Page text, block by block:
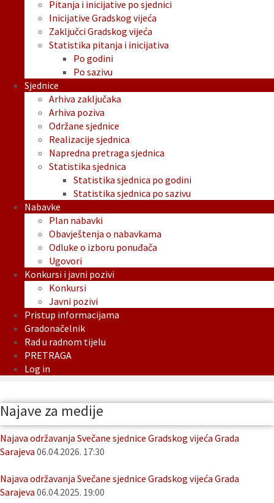
Pitanja i inicijative po sjednici
Inicijative Gradskog vijeća
Zaključci Gradskog vijeća
Statistika pitanja i inicijativa
Po godini
Po sazivu
Sjednice
Arhiva zaključaka
Arhiva poziva
Održane sjednice
Realizacije sjednica
Napredna pretraga sjednica
Statistika sjednica
Statistika sjednica po godini
Statistika sjednica po sazivu
Nabavke
Plan nabavki
Obavještenja o nabavkama
Odluke o izboru ponuđača
Ugovori
Konkursi i javni pozivi
Konkursi
Javni pozivi
Pristup informacijama
Gradonačelnik
Rad u radnom tijelu
PRETRAGA
Log in
Najave za medije
Najava održavanja Svečane sjednice Gradskog vijeća Grada
Sarajeva 06.04.2026. 17:30
Najava održavanja Svečane sjednice Gradskog vijeća Grada
Sarajeva 06.04.2025. 19:00